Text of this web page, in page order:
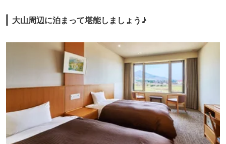
大山周辺に泊まって堪能しましょう♪